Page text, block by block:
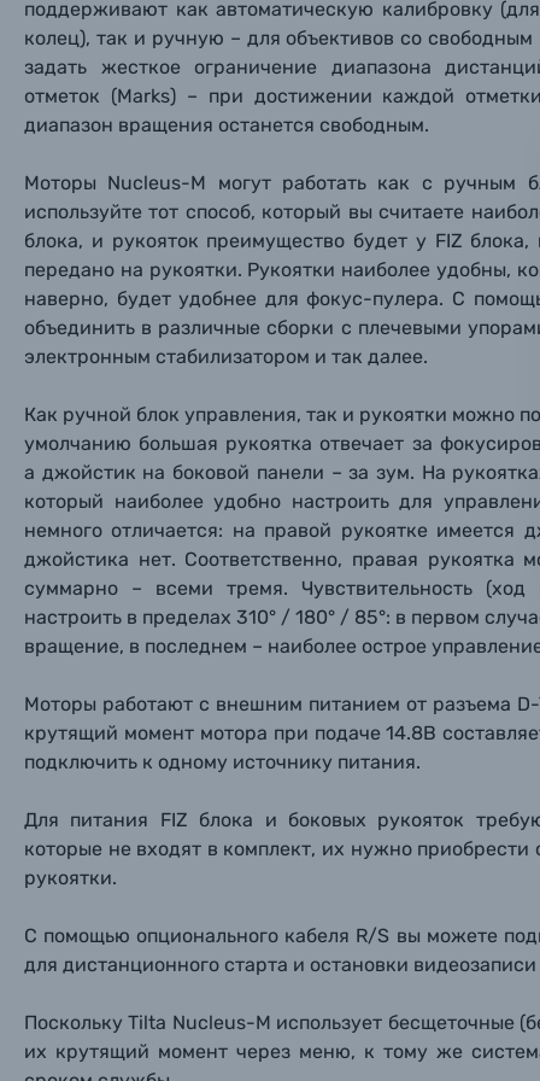
Имя
Имя
Объективы для фотоаппаратов
Вспышки для фотоаппаратов
Аксессуары для фото и видеокамер
Оптические приборы
Электроника
Материалы
Осветительное оборудование
Фоторамки
Фотоальбомы
Солнцезащитные очки
Б/У фототехника (Комиссионные товары)
Уценённые товары
Вами с
Имя*
Нажимая
поддерживают как автоматическую калибровку
колец), так и ручную – для объективов со
задать жесткое ограничение диапазона
отметок (Marks) – при достижении каждой
диапазон вращения останется свободным.
Моторы Nucleus-M могут работать как с ручным
используйте тот способ, который вы считаете
блока, и рукояток преимущество будет у FIZ
передано на рукоятки. Рукоятки наиболее удобны,
наверно, будет удобнее для фокус-пулера. С
объединить в различные сборки с плечевыми
электронным стабилизатором и так далее.
Как ручной блок управления, так и рукоятки можно
умолчанию большая рукоятка отвечает за
а джойстик на боковой панели – за зум. На
который наиболее удобно настроить для
немного отличается: на правой рукоятке имеется
джойстика нет. Соответственно, правая рукоятка
суммарно – всеми тремя. Чувствительность
настроить в пределах 310° / 180° / 85°: в первом
вращение, в последнем – наиболее острое
Моторы работают с внешним питанием от разъема
крутящий момент мотора при подаче 14.8В
подключить к одному источнику питания.
Для питания FIZ блока и боковых рукояток
которые не входят в комплект, их нужно
рукоятки.
С помощью опционального кабеля R/S вы можете
для дистанционного старта и остановки
Поскольку Tilta Nucleus-M использует бесщеточные
их крутящий момент через меню, к тому же
Имя